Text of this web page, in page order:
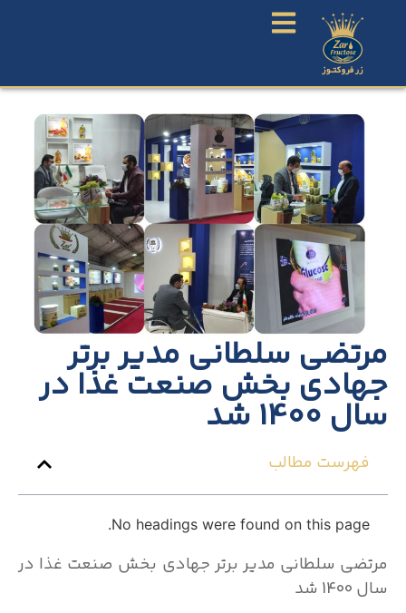
مرتضی سلطانی مدیر برتر
جهادی بخش صنعت غذا در
سال 1400 شد
فهرست مطالب
No headings were found on this page.
مرتضی سلطانی مدیر برتر جهادی بخش صنعت غذا در
سال 1400 شد